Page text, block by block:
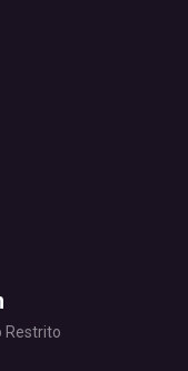
Restrito